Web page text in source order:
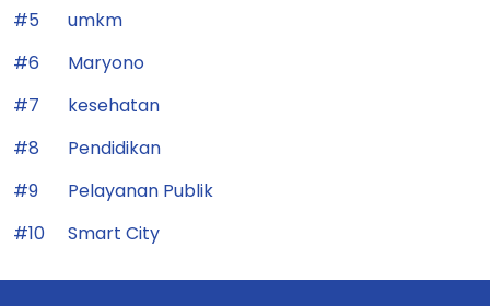
#5
umkm
#6
Maryono
#7
kesehatan
#8
Pendidikan
#9
Pelayanan Publik
#10
Smart City